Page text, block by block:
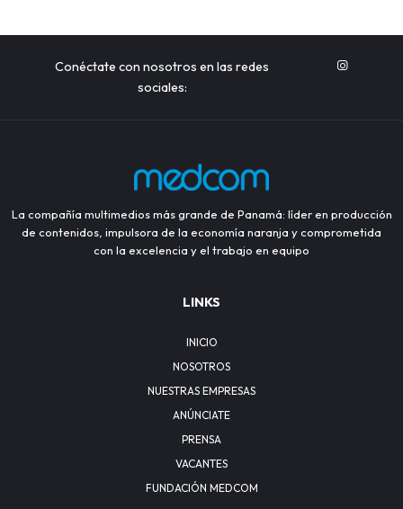
Conéctate con nosotros en las redes
sociales:
La compañía multimedios más grande de Panamá: líder en producción
de contenidos, impulsora de la economía naranja y comprometida
con la excelencia y el trabajo en equipo
LINKS
INICIO
NOSOTROS
NUESTRAS EMPRESAS
ANÚNCIATE
PRENSA
VACANTES
FUNDACIÓN MEDCOM